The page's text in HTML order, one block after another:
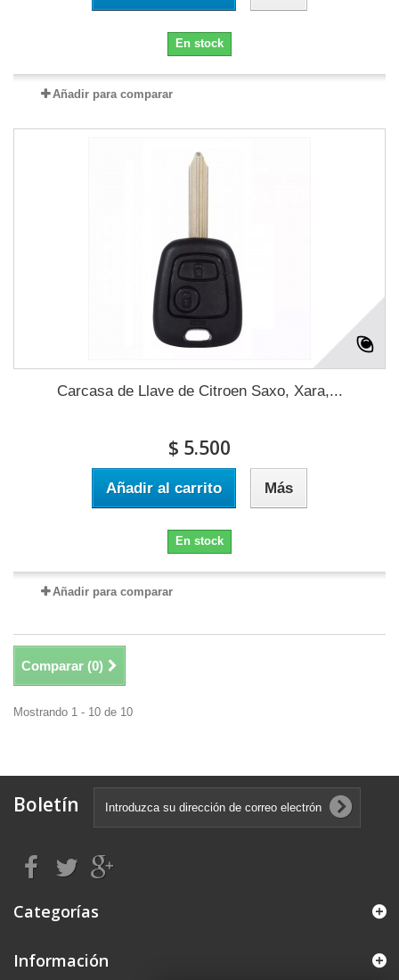
En stock
Añadir para comparar
Carcasa de Llave de Citroen Saxo, Xara,...
$ 5.500
Añadir al carrito Más
En stock
Añadir para comparar
Comparar (0)
Mostrando 1 - 10 de 10
Boletín
Categorías
Información